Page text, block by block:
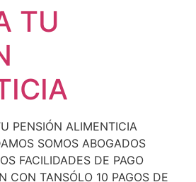
TU
PENSIÓN ALIMENTICIA
SOMOS ABOGADOS
FACILIDADES DE PAGO
CON TANSÓLO 10 PAGOS DE